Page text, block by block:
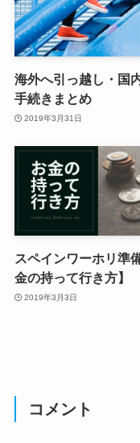
海外へ引っ越し・国
手続きまとめ
2019年3月31日
スペインワーホリ準
金の持って行き方】
2019年3月3日
コメント